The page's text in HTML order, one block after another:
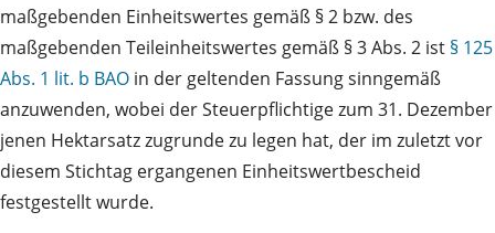
maßgebenden Einheitswertes gemäß § 2 bzw. des
maßgebenden Teileinheitswertes gemäß § 3 Abs. 2 ist § 125
Abs. 1 lit. b BAO in der geltenden Fassung sinngemäß
anzuwenden, wobei der Steuerpflichtige zum 31. Dezember
jenen Hektarsatz zugrunde zu legen hat, der im zuletzt vor
diesem Stichtag ergangenen Einheitswertbescheid
festgestellt wurde.